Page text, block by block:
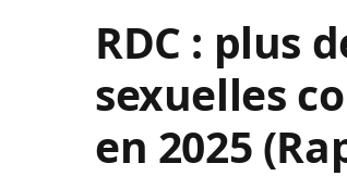
RDC : plus
sexuelles
en 2025